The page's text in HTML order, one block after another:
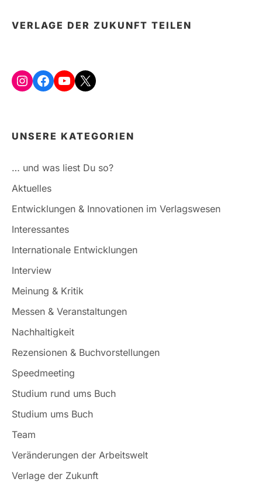
VERLAGE DER ZUKUNFT TEILEN
Instagram
Facebook
YouTube
X
UNSERE KATEGORIEN
… und was liest Du so?
Aktuelles
Entwicklungen & Innovationen im Verlagswesen
Interessantes
Internationale Entwicklungen
Interview
Meinung & Kritik
Messen & Veranstaltungen
Nachhaltigkeit
Rezensionen & Buchvorstellungen
Speedmeeting
Studium rund ums Buch
Studium ums Buch
Team
Veränderungen der Arbeitswelt
Verlage der Zukunft